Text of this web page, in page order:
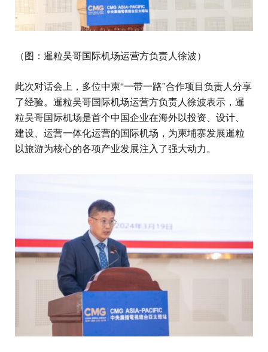
（图：暹粒吴哥国际机场运营方负责人徐波）
此次对话会上，多位中柬“一带一路”合作项目负责人分享
了经验。暹粒吴哥国际机场运营方负责人徐波表示，暹
粒吴哥国际机场是首个中国企业在海外以投资、设计、
建设、运营一体化运营的国际机场，为柬埔寨发展暹粒
以旅游为核心的各项产业发展注入了强大动力。